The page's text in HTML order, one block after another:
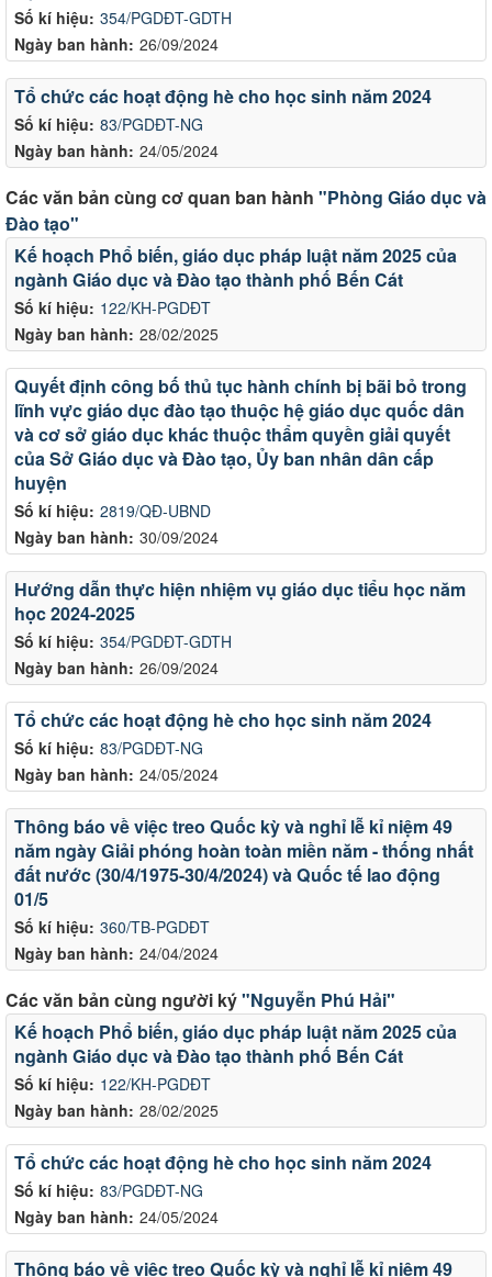
Số kí hiệu: 354/PGDĐT-GDTH
Ngày ban hành: 26/09/2024
Số kí hiệu: 83/PGDĐT-NG
Ngày ban hành: 24/05/2024
Tổ chức các hoạt động hè cho học sinh năm 2024
Các văn bản cùng cơ quan ban hành "Phòng Giáo dục và
Đào tạo"
Số kí hiệu: 122/KH-PGDĐT
Ngày ban hành: 28/02/2025
Kế hoạch Phổ biến, giáo dục pháp luật năm 2025 của
ngành Giáo dục và Đào tạo thành phố Bến Cát
Số kí hiệu: 2819/QĐ-UBND
Ngày ban hành: 30/09/2024
Quyết định công bố thủ tục hành chính bị bãi bỏ trong
lĩnh vực giáo dục đào tạo thuộc hệ giáo dục quốc dân
và cơ sở giáo dục khác thuộc thẩm quyền giải quyết
của Sở Giáo dục và Đào tạo, Ủy ban nhân dân cấp
huyện
Số kí hiệu: 354/PGDĐT-GDTH
Ngày ban hành: 26/09/2024
Hướng dẫn thực hiện nhiệm vụ giáo dục tiểu học năm
học 2024-2025
Số kí hiệu: 83/PGDĐT-NG
Ngày ban hành: 24/05/2024
Tổ chức các hoạt động hè cho học sinh năm 2024
Số kí hiệu: 360/TB-PGDĐT
Ngày ban hành: 24/04/2024
Thông báo về việc treo Quốc kỳ và nghỉ lễ kỉ niệm 49
năm ngày Giải phóng hoàn toàn miền năm - thống nhất
đất nước (30/4/1975-30/4/2024) và Quốc tế lao động
01/5
Các văn bản cùng người ký"Nguyễn Phú Hải"
Số kí hiệu: 122/KH-PGDĐT
Ngày ban hành: 28/02/2025
Kế hoạch Phổ biến, giáo dục pháp luật năm 2025 của
ngành Giáo dục và Đào tạo thành phố Bến Cát
Số kí hiệu: 83/PGDĐT-NG
Ngày ban hành: 24/05/2024
Tổ chức các hoạt động hè cho học sinh năm 2024
Thông báo về việc treo Quốc kỳ và nghỉ lễ kỉ niệm 49